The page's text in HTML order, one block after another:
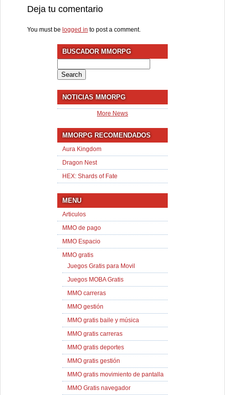
Deja tu comentario
You must be logged in to post a comment.
BUSCADOR MMORPG
for:
NOTICIAS MMORPG
More News
MMORPG RECOMENDADOS
Aura Kingdom
Dragon Nest
HEX: Shards of Fate
MENU
Articulos
MMO de pago
MMO Espacio
MMO gratis
Juegos Gratis para Movil
Juegos MOBA Gratis
MMO carreras
MMO gestión
MMO gratis baile y música
MMO gratis carreras
MMO gratis deportes
MMO gratis gestión
MMO gratis movimiento de pantalla
MMO Gratis navegador